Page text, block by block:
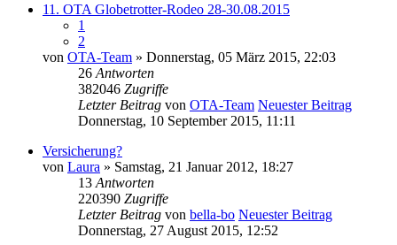
11. OTA Globetrotter-Rodeo 28-30.08.2015
1
2
von OTA-Team » Donnerstag, 05 März 2015, 22:03
26 Antworten
382046 Zugriffe
Letzter Beitrag von OTA-Team Neuester Beitrag
Donnerstag, 10 September 2015, 11:11
Versicherung?
von Laura » Samstag, 21 Januar 2012, 18:27
13 Antworten
220390 Zugriffe
Letzter Beitrag von bella-bo Neuester Beitrag
Donnerstag, 27 August 2015, 12:52